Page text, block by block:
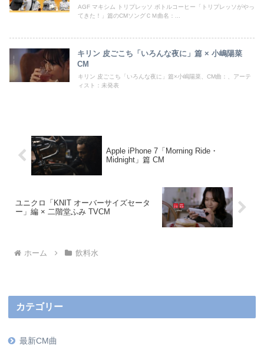
AGF マキシム トリプレッソ ボトルコーヒー「トリプレッソがやっ
てきた！」篇のCMソングＣＭ曲名：...
キリン 皮ごこち「いろんな夜に」篇 × 小嶋陽菜
CM
キリン 皮ごこち「いろんな夜に」篇×小嶋陽菜、CM曲：、アーテ
ィスト：未発表
Apple iPhone 7「Morning Ride・
Midnight」篇 CM
ユニクロ「KNIT オーバーサイズセータ
ー」編 × 二階堂ふみ TVCM
ホーム 飲料水
カテゴリー
最新CM曲